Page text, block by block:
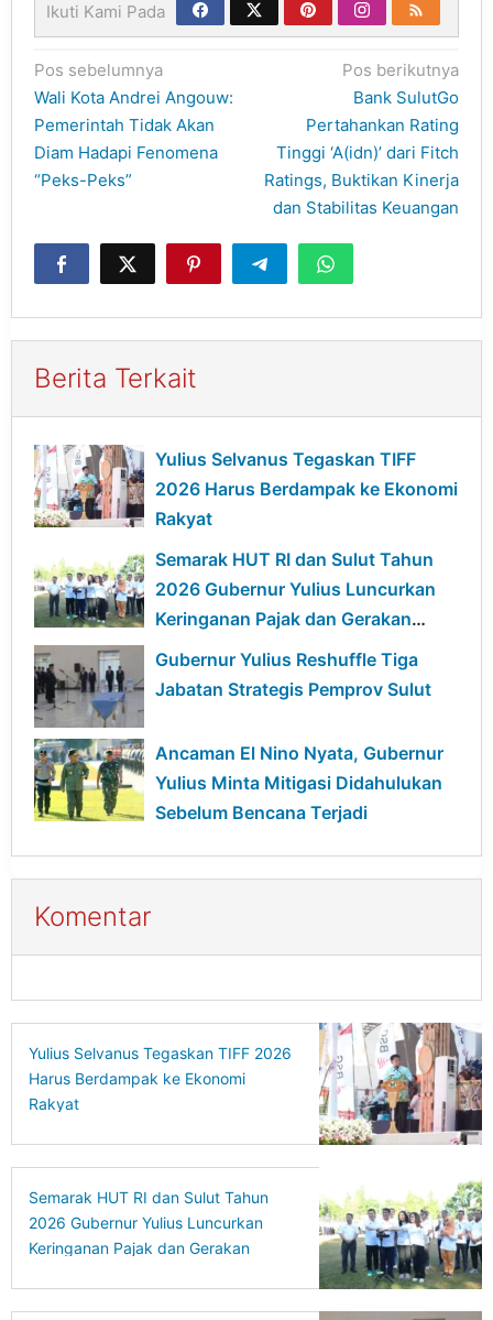
Ikuti Kami Pada
Navigasi
pos
Pos sebelumnya
Wali Kota Andrei Angouw:
Pemerintah Tidak Akan
Diam Hadapi Fenomena
“Peks-Peks”
Pos berikutnya
Bank SulutGo
Pertahankan Rating
Tinggi ‘A(idn)’ dari Fitch
Ratings, Buktikan Kinerja
dan Stabilitas Keuangan
Berita Terkait
Yulius Selvanus Tegaskan TIFF
2026 Harus Berdampak ke Ekonomi
Rakyat
Semarak HUT RI dan Sulut Tahun
2026 Gubernur Yulius Luncurkan
Keringanan Pajak dan Gerakan
Ekonomi Hijau
Gubernur Yulius Reshuffle Tiga
Jabatan Strategis Pemprov Sulut
Ancaman El Nino Nyata, Gubernur
Yulius Minta Mitigasi Didahulukan
Sebelum Bencana Terjadi
Komentar
Yulius Selvanus Tegaskan TIFF 2026
Harus Berdampak ke Ekonomi
Rakyat
Semarak HUT RI dan Sulut Tahun
2026 Gubernur Yulius Luncurkan
Keringanan Pajak dan Gerakan